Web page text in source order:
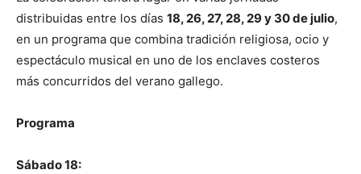
distribuidas entre los días 18, 26, 27, 28, 29 y 30 de julio,
en un programa que combina tradición religiosa, ocio y
espectáculo musical en uno de los enclaves costeros
más concurridos del verano gallego.
Programa
Sábado 18: